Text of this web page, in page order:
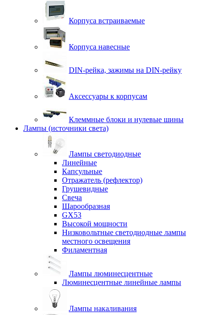
Корпуса встраиваемые
Корпуса навесные
DIN-рейка, зажимы на DIN-рейку
Аксессуары к корпусам
Клеммные блоки и нулевые шины
Лампы (источники света)
Лампы светодиодные
Линейные
Капсульные
Отражатель (рефлектор)
Грушевидные
Свеча
Шарообразная
GX53
Высокой мощности
Низковольтные светодиодные лампы
местного освещения
Филаментная
Лампы люминесцентные
Люминесцентные линейные лампы
Лампы накаливания